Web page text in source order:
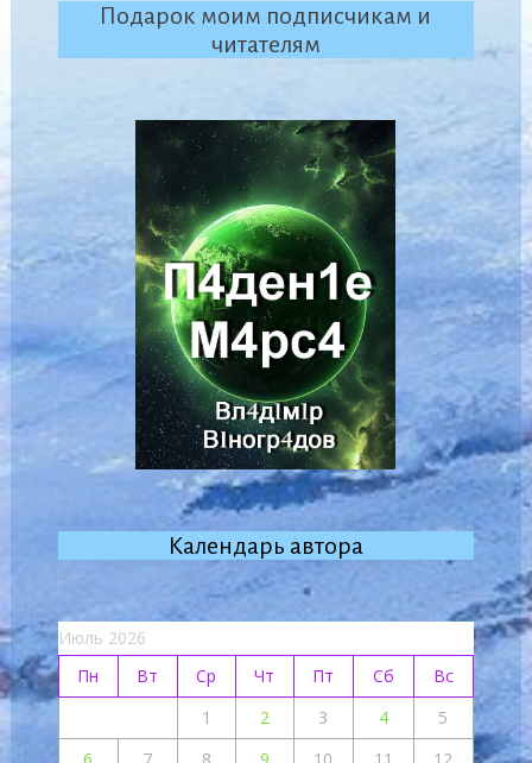
Подарок моим подписчикам и
читателям
Календарь автора
Июль 2026
Пн
Вт Ср Чт Пт Сб
Вс
1
2 3 4
5